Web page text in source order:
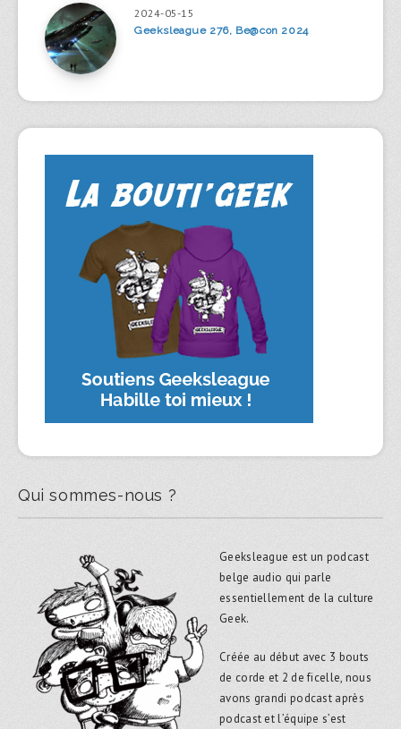
2024-05-15
Geeksleague 276, Be@con 2024
Qui sommes-nous ?
Geeksleague est un podcast
belge audio qui parle
essentiellement de la culture
Geek.
Créée au début avec 3 bouts
de corde et 2 de ficelle, nous
avons grandi podcast après
podcast et l’équipe s’est